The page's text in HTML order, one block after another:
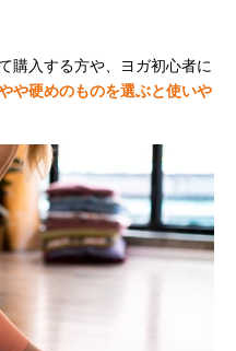
購入する方や、ヨガ初心者に
や硬めのものを選ぶと使いや